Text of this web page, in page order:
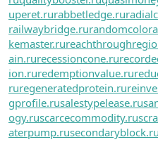
uperet.rurabbetledge.ru
railwaybridge.ru
kemaster.ru
ain.rurecessioncone.ru
ion.ruredemptionvalue.ru
ruregeneratedprotein.ru
gprofile.rusalestypelease.ru
ogy.ruscarcecommodity.ru
aterpump.rusecondaryblock.ru